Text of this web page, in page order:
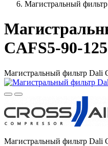
Магистральный
CAFS5-90-125
Магистральный фильтр Dali
Магистральный фильтр Dali